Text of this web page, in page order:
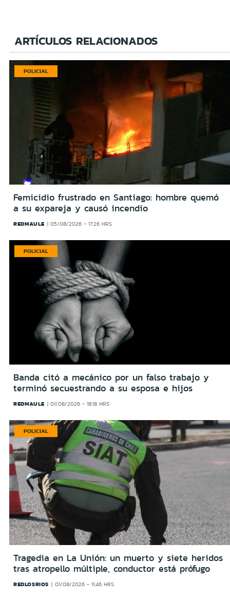
ARTÍCULOS RELACIONADOS
POLICIAL
Femicidio frustrado en Santiago: hombre quemó
a su expareja y causó incendio
REDMAULE 05/08/2026 - 17:26 HRS
POLICIAL
Banda citó a mecánico por un falso trabajo y
terminó secuestrando a su esposa e hijos
REDMAULE 01/08/2026 - 18:18 HRS
POLICIAL
Tragedia en La Unión: un muerto y siete heridos
tras atropello múltiple, conductor está prófugo
REDLOSRIOS 01/08/2026 - 11:46 HRS